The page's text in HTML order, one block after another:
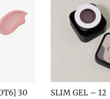
30
SLIM GEL – 12